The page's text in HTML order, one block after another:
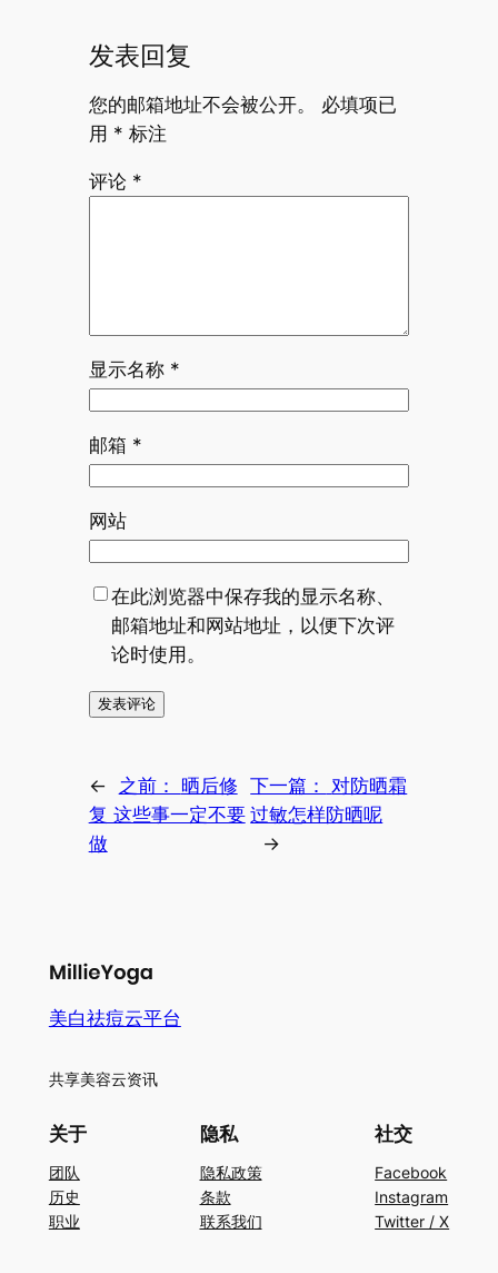
发表回复
您的邮箱地址不会被公开。
必填项已
用 * 标注
评论 *
显示名称 *
邮箱 *
网站
在此浏览器中保存我的显示名称、
邮箱地址和网站地址，以便下次评
论时使用。
← 之前： 晒后修
复 这些事一定不要
做
下一篇：
对防晒霜
过敏怎样防晒呢
→
美白祛痘云平台
共享美容云资讯
关于
团队
历史
职业
隐私
隐私政策
条款
联系我们
社交
Facebook
Instagram
Twitter / X